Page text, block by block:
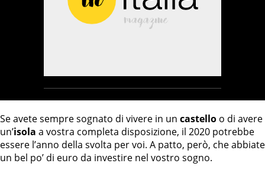
Se avete sempre sognato di vivere in un castello o di avere
un’isola a vostra completa disposizione, il 2020 potrebbe
essere l’anno della svolta per voi. A patto, però, che abbiate
un bel po’ di euro da investire nel vostro sogno.